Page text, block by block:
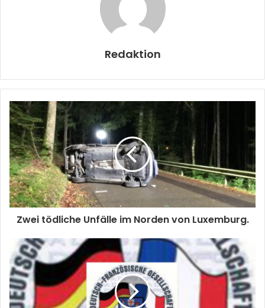
Redaktion
Zwei tödliche Unfälle im Norden von Luxemburg.